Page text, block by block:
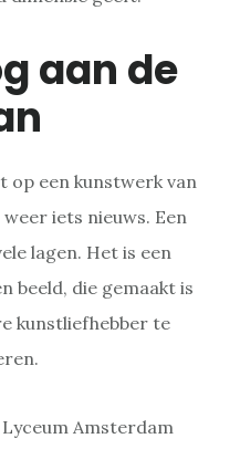
aan de
op een kunstwerk van
iets nieuws. Een
lagen. Het is een
beeld, die gemaakt is
kunstliefhebber te
Amsterdam